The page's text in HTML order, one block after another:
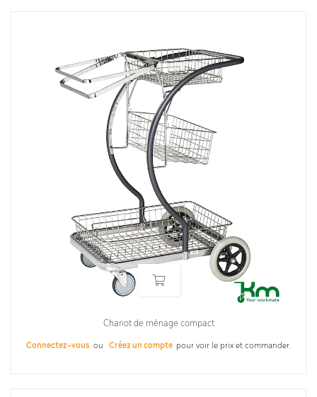
Chariot de ménage compact
Connectez-vous ou Créez un compte pour voir le prix et commander.